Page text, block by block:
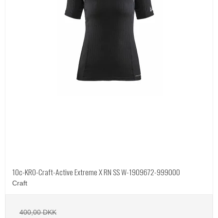
10c-KRO-Craft-Active Extreme X RN SS W-1909672-999000
Craft
400,00 DKK